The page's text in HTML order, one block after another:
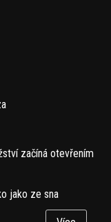
začíná otevřením
jako ze sna